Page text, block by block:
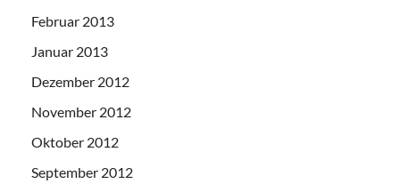
Februar 2013
Januar 2013
Dezember 2012
November 2012
Oktober 2012
September 2012